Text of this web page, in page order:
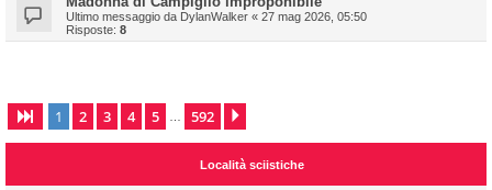
Ultimo messaggio da DylanWalker « 27 mag 2026, 05:50
Risposte: 8
Pagina di 592
1 2 3 4 5 592
Località sciistiche